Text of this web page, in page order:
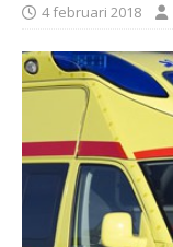
4 februari 2018